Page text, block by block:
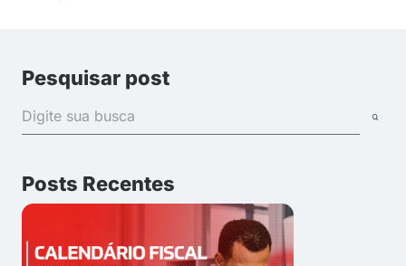
Pesquisar post
Posts Recentes